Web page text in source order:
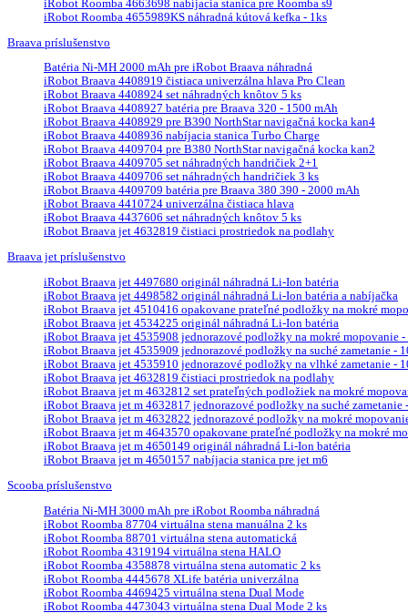
iRobot Roomba 4663698 nabíjacia stanica pre Roomba s9
iRobot Roomba 4655989KS náhradná kútová kefka - 1ks
Braava príslušenstvo
Batéria Ni-MH 2000 mAh pre iRobot Braava náhradná
iRobot Braava 4408919 čistiaca univerzálna hlava Pro Clean
iRobot Braava 4408924 set náhradných knôtov 5 ks
iRobot Braava 4408927 batéria pre Braava 320 - 1500 mAh
iRobot Braava 4408929 pre B390 NorthStar navigačná kocka kan4
iRobot Braava 4408936 nabíjacia stanica Turbo Charge
iRobot Braava 4409704 pre B380 NorthStar navigačná kocka kan2
iRobot Braava 4409705 set náhradných handričiek 2+1
iRobot Braava 4409706 set náhradných handričiek 3 ks
iRobot Braava 4409709 batéria pre Braava 380 390 - 2000 mAh
iRobot Braava 4410724 univerzálna čistiaca hlava
iRobot Braava 4437606 set náhradných knôtov 5 ks
iRobot Braava jet 4632819 čistiaci prostriedok na podlahy
Braava jet príslušenstvo
iRobot Braava jet 4497680 originál náhradná Li-Ion batéria
iRobot Braava jet 4498582 originál náhradná Li-Ion batéria a nabíjačka
iRobot Braava jet 4510416 opakovane prateľné podložky na mokré
iRobot Braava jet 4534225 originál náhradná Li-Ion batéria
iRobot Braava jet 4535908 jednorazové podložky na mokré mopovanie
iRobot Braava jet 4535909 jednorazové podložky na suché zametanie -
iRobot Braava jet 4535910 jednorazové podložky na vlhké zametanie -
iRobot Braava jet 4632819 čistiaci prostriedok na podlahy
iRobot Braava jet m 4632812 set prateľných podložiek na mokré
iRobot Braava jet m 4632817 jednorazové podložky na suché zametanie
iRobot Braava jet m 4632822 jednorazové podložky na mokré
iRobot Braava jet m 4643570 opakovane prateľné podložky na mokré
iRobot Braava jet m 4650149 originál náhradná Li-Ion batéria
iRobot Braava jet m 4650157 nabíjacia stanica pre jet m6
Scooba príslušenstvo
Batéria Ni-MH 3000 mAh pre iRobot Roomba náhradná
iRobot Roomba 87704 virtuálna stena manuálna 2 ks
iRobot Roomba 88701 virtuálna stena automatická
iRobot Roomba 4319194 virtuálna stena HALO
iRobot Roomba 4358878 virtuálna stena automatic 2 ks
iRobot Roomba 4445678 XLife batéria univerzálna
iRobot Roomba 4469425 virtuálna stena Dual Mode
iRobot Roomba 4473043 virtuálna stena Dual Mode 2 ks